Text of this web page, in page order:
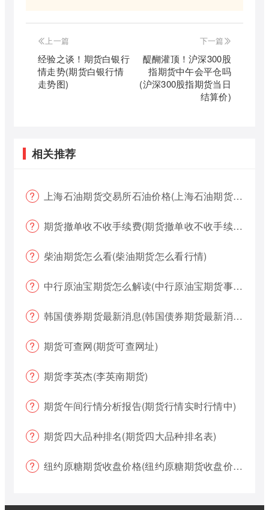
上一篇
经验之谈！期货白银行
情走势(期货白银行情
走势图)
下一篇
醍醐灌顶！沪深300股
指期货中午会平仓吗
(沪深300股指期货当日
结算价)
相关推荐
上海石油期货交易所石油价格(上海石油期货交易所石油价格查询)
期货撤单收不收手续费(期货撤单收不收手续费用)
柴油期货怎么看(柴油期货怎么看行情)
中行原油宝期货怎么解读(中行原油宝期货事件)
韩国债券期货最新消息(韩国债券期货最新消息新闻)
期货可查网(期货可查网址)
期货李英杰(李英南期货)
期货午间行情分析报告(期货行情实时行情中)
期货四大品种排名(期货四大品种排名表)
纽约原糖期货收盘价格(纽约原糖期货收盘价格是多少)